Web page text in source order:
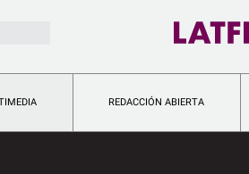
REDACCIÓN ABIERTA